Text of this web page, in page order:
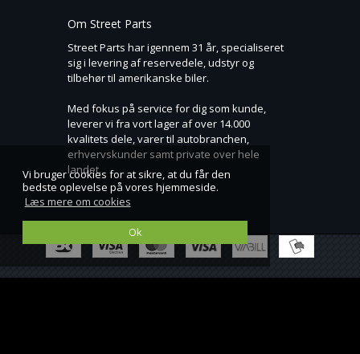
Vi bruger cookies for at sikre, at du får den
bedste oplevelse på vores hjemmeside.
Læs mere om cookies
Ok
Om Street Parts
Street Parts har igennem 31 år, specialiseret
sig i levering af reservedele, udstyr og
tilbehør til amerikanske biler.
Med fokus på service for dig som kunde,
leverer vi fra vort lager af over 14.000
kvalitets dele, varer til autobranchen,
erhvervskunder samt private over hele
landet.